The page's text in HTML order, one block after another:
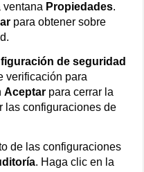
ventana Propiedades.
para obtener sobre
de seguridad
verificación para
Aceptar para cerrar la
las configuraciones de
de las configuraciones
. Haga clic en la